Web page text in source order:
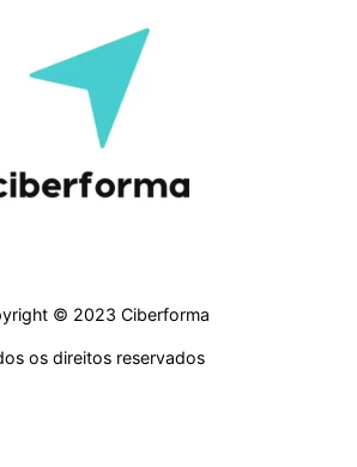
© 2023 Ciberforma
os direitos reservados